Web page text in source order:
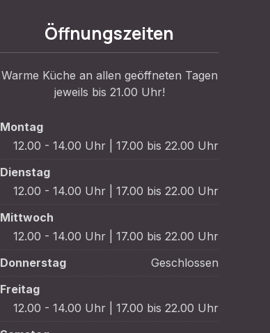
Öffnungszeiten
Warme Küche an allen geöffneten Tagen
jeweils bis 21.00 Uhr!
Montag
12.00 - 14.00 Uhr | 17.00 bis 22.00 Uhr
Dienstag
12.00 - 14.00 Uhr | 17.00 bis 22.00 Uhr
Mittwoch
12.00 - 14.00 Uhr | 17.00 bis 22.00 Uhr
Donnerstag
Geschlossen
Freitag
12.00 - 14.00 Uhr | 17.00 bis 22.00 Uhr